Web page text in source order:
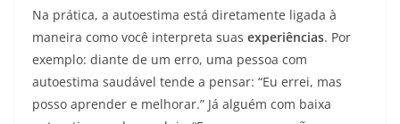
Na prática, a autoestima está diretamente ligada à
maneira como você interpreta suas experiências. Por
exemplo: diante de um erro, uma pessoa com
autoestima saudável tende a pensar: “Eu errei, mas
posso aprender e melhorar.” Já alguém com baixa